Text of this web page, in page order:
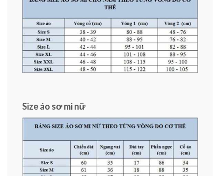
Size áo sơ mi nữ